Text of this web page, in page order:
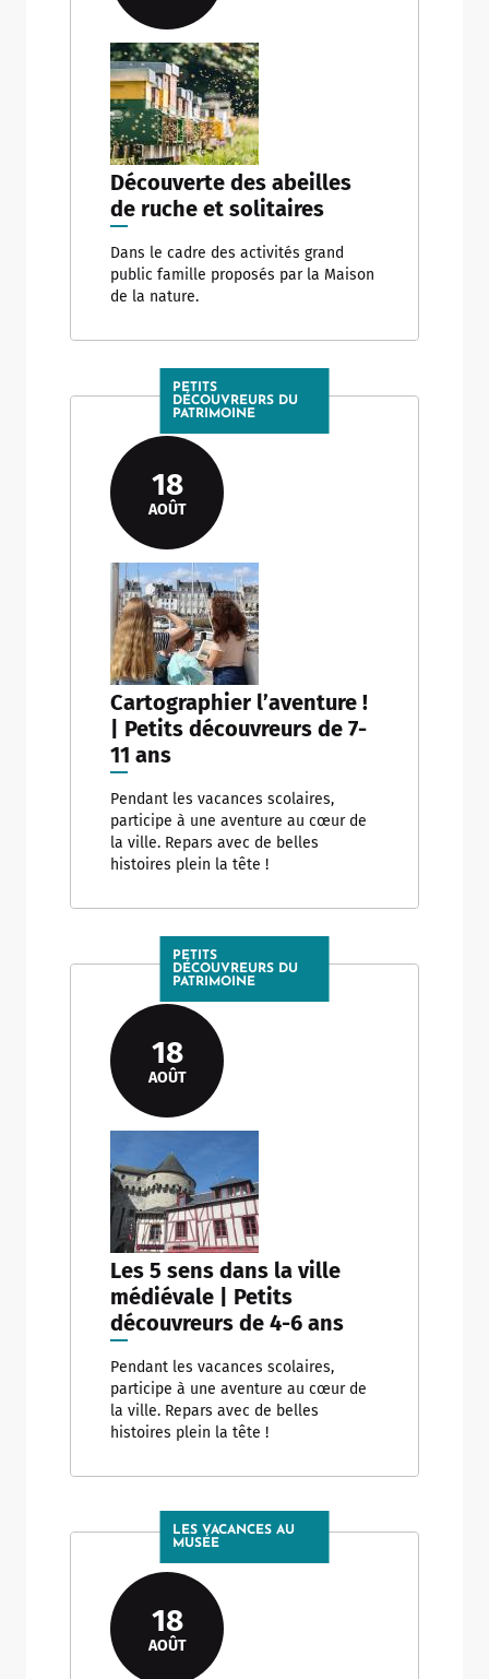
Découverte des abeilles
de ruche et solitaires
Dans le cadre des activités grand
public famille proposés par la Maison
de la nature.
PETITS
DÉCOUVREURS DU
PATRIMOINE
18
AOÛT
Cartographier l’aventure !
| Petits découvreurs de 7-
11 ans
Pendant les vacances scolaires,
participe à une aventure au cœur de
la ville. Repars avec de belles
histoires plein la tête !
PETITS
DÉCOUVREURS DU
PATRIMOINE
18
AOÛT
Les 5 sens dans la ville
médiévale | Petits
découvreurs de 4-6 ans
Pendant les vacances scolaires,
participe à une aventure au cœur de
la ville. Repars avec de belles
histoires plein la tête !
LES VACANCES AU
MUSÉE
18
AOÛT
ShareThis is disabled.